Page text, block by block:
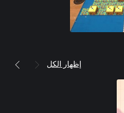
إظهار الكل